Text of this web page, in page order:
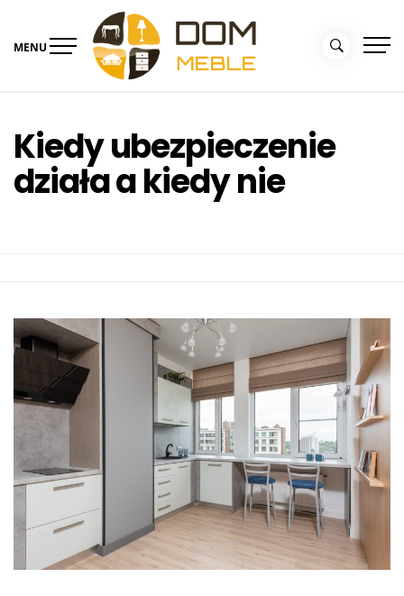
content
MENU
Kiedy ubezpieczenie
działa a kiedy nie